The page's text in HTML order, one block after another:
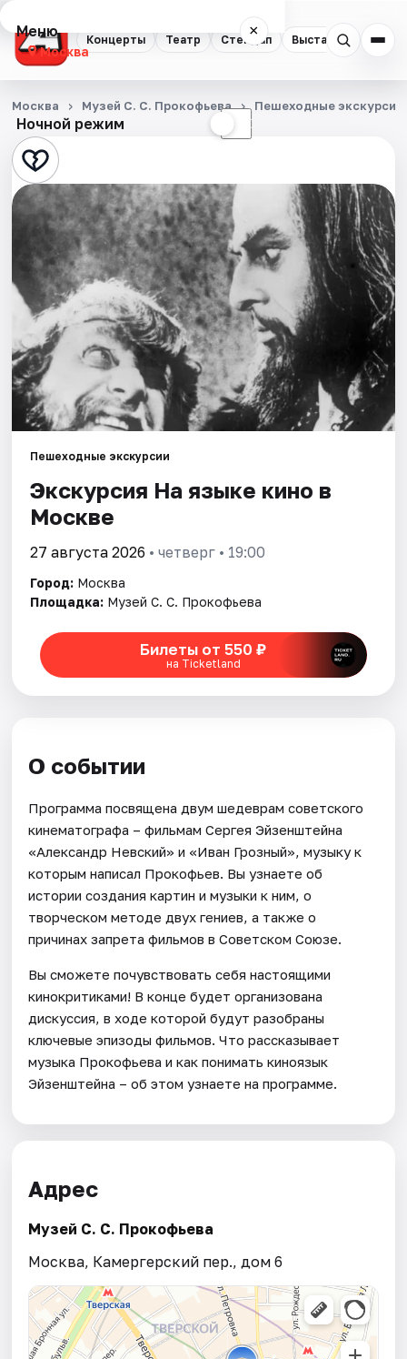
Концерты Театр Стендап Выставки
Меню ×
Москва
Концерты
Театр
Стендап
Выставки
Квесты
Экскурсии
Спорт
События
Города
Площадки
Рейтинги
Ночной режим ☾
Москва Музей С. С. Прокофьева Пешеходные экскурсии
Пешеходные экскурсии
Экскурсия На языке кино в
Москве
27 августа 2026 • четверг • 19:00
Город: Москва
Площадка: Музей С. С. Прокофьева
Билеты от 550 ₽
на Ticketland
О событии
Программа посвящена двум шедеврам советского
кинематографа – фильмам Сергея Эйзенштейна
«Александр Невский» и «Иван Грозный», музыку к
которым написал Прокофьев. Вы узнаете об
истории создания картин и музыки к ним, о
творческом методе двух гениев, а также о
причинах запрета фильмов в Советском Союзе.
Вы сможете почувствовать себя настоящими
кинокритиками! В конце будет организована
дискуссия, в ходе которой будут разобраны
ключевые эпизоды фильмов. Что рассказывает
музыка Прокофьева и как понимать киноязык
Эйзенштейна – об этом узнаете на программе.
Адрес
Музей С. С. Прокофьева
Москва, Камергерский пер., дом 6